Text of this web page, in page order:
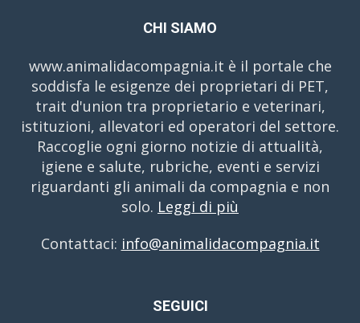
CHI SIAMO
www.animalidacompagnia.it è il portale che
soddisfa le esigenze dei proprietari di PET,
trait d'union tra proprietario e veterinari,
istituzioni, allevatori ed operatori del settore.
Raccoglie ogni giorno notizie di attualità,
igiene e salute, rubriche, eventi e servizi
riguardanti gli animali da compagnia e non
solo. Leggi di più
Contattaci: info@animalidacompagnia.it
SEGUICI